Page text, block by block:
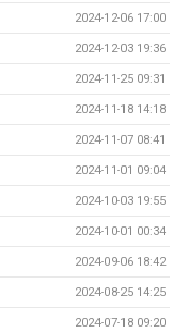
2024-12-06 17:00
2024-12-03 19:36
2024-11-25 09:31
2024-11-18 14:18
2024-11-07 08:41
2024-11-01 09:04
2024-10-03 19:55
2024-10-01 00:34
2024-09-06 18:42
2024-08-25 14:25
2024-07-18 09:20